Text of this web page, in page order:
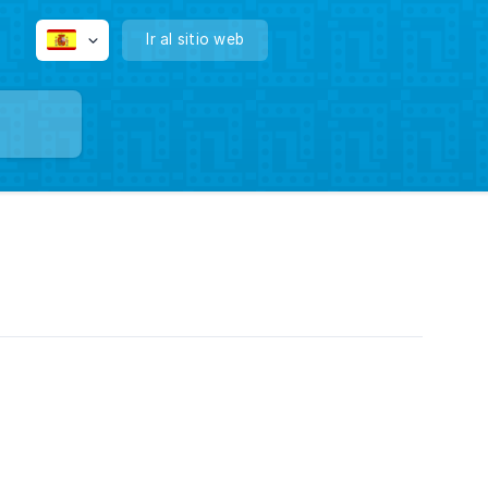
Ir al sitio web